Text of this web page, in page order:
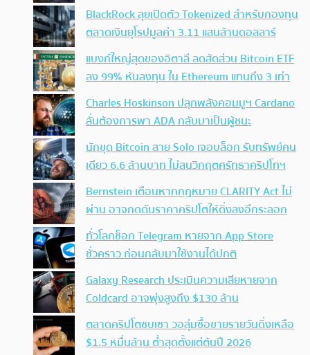
BlackRock ลุยเปิดตัว Tokenized สำหรับกองทุน
ตลาดเงินยุโรปมูลค่า 3.11 แสนล้านดอลลาร์
แบงก์ใหญ่สุดของอิตาลี ลดสัดส่วน Bitcoin ETF
ลง 99% หันลงทุน ใน Ethereum แทนถึง 3 เท่า
Charles Hoskinson ปลุกพลังคอมมูฯ Cardano
ลั่นต้องการพา ADA กลับมาเป็นผู้ชนะ
นักขุด Bitcoin สาย Solo เจอบล็อก รับทรัพย์คน
เดียว 6.6 ล้านบาท ไม่สนวิกฤตศรัทธาคริปโทฯ
Bernstein เตือนหากกฎหมาย CLARITY Act ไม่
ผ่าน อาจกดดันราคาคริปโตให้ดิ่งลงอีกระลอก
ทั่วโลกช็อก Telegram หายจาก App Store
ชั่วคราว ก่อนกลับมาใช้งานได้ปกติ
Galaxy Research ประเมินความเสียหายจาก
Coldcard อาจพุ่งสูงถึง $130 ล้าน
ตลาดคริปโตซบเซา วอลุ่มซื้อขายรายวันดิ่งเหลือ
$1.5 หมื่นล้าน ต่ำสุดตั้งแต่ต้นปี 2026